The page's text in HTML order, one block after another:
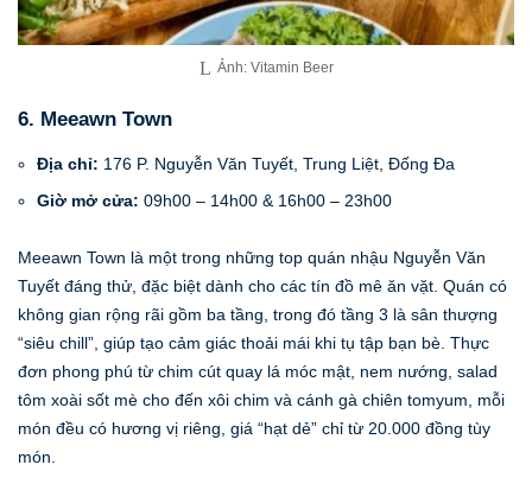
Ảnh: Vitamin Beer
6. Meeawn Town
Địa chỉ: 176 P. Nguyễn Văn Tuyết, Trung Liệt, Đống Đa
Giờ mở cửa: 09h00 – 14h00 & 16h00 – 23h00
Meeawn Town là một trong những top quán nhậu Nguyễn Văn
Tuyết đáng thử, đặc biệt dành cho các tín đồ mê ăn vặt. Quán có
không gian rộng rãi gồm ba tầng, trong đó tầng 3 là sân thượng
“siêu chill”, giúp tạo cảm giác thoải mái khi tụ tập bạn bè. Thực
đơn phong phú từ chim cút quay lá móc mật, nem nướng, salad
tôm xoài sốt mè cho đến xôi chim và cánh gà chiên tomyum, mỗi
món đều có hương vị riêng, giá “hạt dẻ” chỉ từ 20.000 đồng tùy
món.